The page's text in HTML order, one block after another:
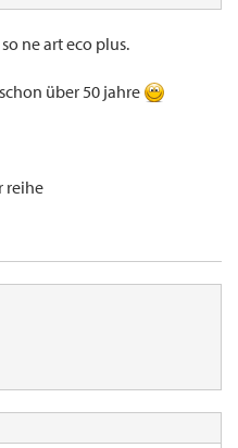
ne art eco plus.
über 50 jahre
reihe